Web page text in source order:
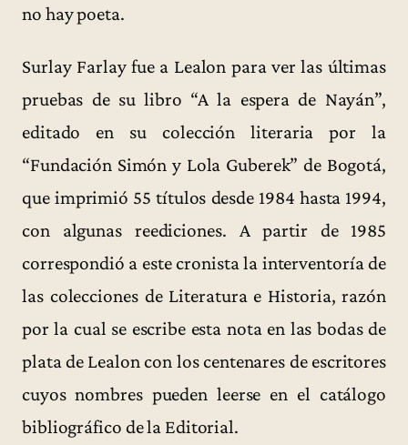
no hay poeta.
Surlay Farlay fue a Lealon para ver las últimas
pruebas de su libro “A la espera de Nayán”,
editado en su colección literaria por la
“Fundación Simón y Lola Guberek” de Bogotá,
que imprimió 55 títulos desde 1984 hasta 1994,
con algunas reediciones. A partir de 1985
correspondió a este cronista la interventoría de
las colecciones de Literatura e Historia, razón
por la cual se escribe esta nota en las bodas de
plata de Lealon con los centenares de escritores
cuyos nombres pueden leerse en el catálogo
bibliográfico de la Editorial.